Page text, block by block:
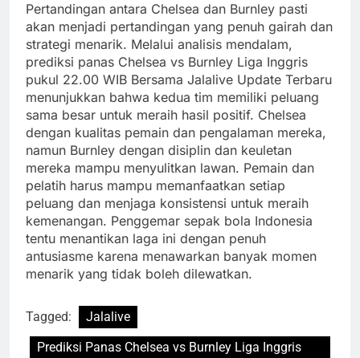
Pertandingan antara Chelsea dan Burnley pasti
akan menjadi pertandingan yang penuh gairah dan
strategi menarik. Melalui analisis mendalam,
prediksi panas Chelsea vs Burnley Liga Inggris
pukul 22.00 WIB Bersama Jalalive Update Terbaru
menunjukkan bahwa kedua tim memiliki peluang
sama besar untuk meraih hasil positif. Chelsea
dengan kualitas pemain dan pengalaman mereka,
namun Burnley dengan disiplin dan keuletan
mereka mampu menyulitkan lawan. Pemain dan
pelatih harus mampu memanfaatkan setiap
peluang dan menjaga konsistensi untuk meraih
kemenangan. Penggemar sepak bola Indonesia
tentu menantikan laga ini dengan penuh
antusiasme karena menawarkan banyak momen
menarik yang tidak boleh dilewatkan.
Tagged:
Jalalive
Prediksi Panas Chelsea vs Burnley Liga Inggris